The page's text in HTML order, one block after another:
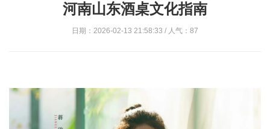
河南山东酒桌文化指南
日期：2026-02-13 21:58:33 / 人气：87